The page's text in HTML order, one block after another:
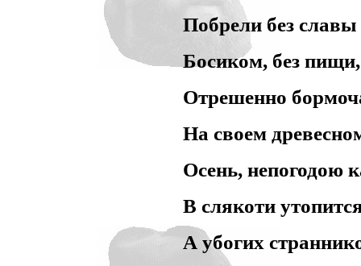
Побрели без славы
Босиком, без пищи,
Отрешенно
На своем
Осень, непогодою
В слякоти
А убогих